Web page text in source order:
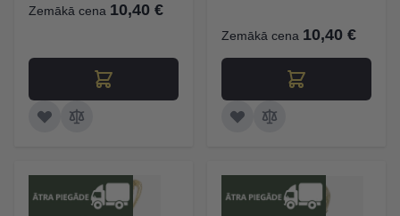
Zemākā cena 10,40 €
Zemākā cena 10,40 €